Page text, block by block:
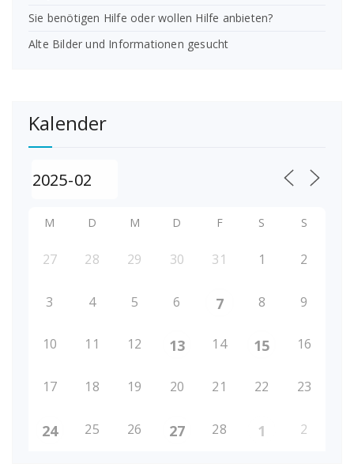
Sie benötigen Hilfe oder wollen Hilfe anbieten?
Alte Bilder und Informationen gesucht
Kalender
M D M D F S S
27 28 29 30 31 1 2
3 4 5 6 7 8 9
10 11 12 13 14 15 16
17 18 19 20 21 22 23
24 25 26 27 28 1 2